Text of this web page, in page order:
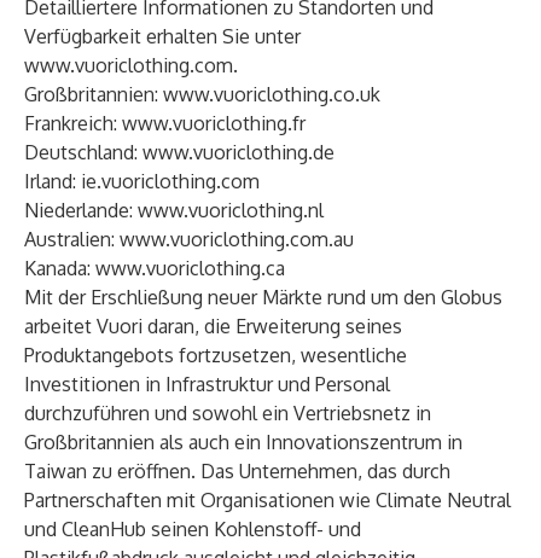
Detailliertere Informationen zu Standorten und
Verfügbarkeit erhalten Sie unter
www.vuoriclothing.com.
Großbritannien: www.vuoriclothing.co.uk
Frankreich: www.vuoriclothing.fr
Deutschland: www.vuoriclothing.de
Irland: ie.vuoriclothing.com
Niederlande: www.vuoriclothing.nl
Australien: www.vuoriclothing.com.au
Kanada: www.vuoriclothing.ca
Mit der Erschließung neuer Märkte rund um den Globus
arbeitet Vuori daran, die Erweiterung seines
Produktangebots fortzusetzen, wesentliche
Investitionen in Infrastruktur und Personal
durchzuführen und sowohl ein Vertriebsnetz in
Großbritannien als auch ein Innovationszentrum in
Taiwan zu eröffnen. Das Unternehmen, das durch
Partnerschaften mit Organisationen wie Climate Neutral
und CleanHub seinen Kohlenstoff- und